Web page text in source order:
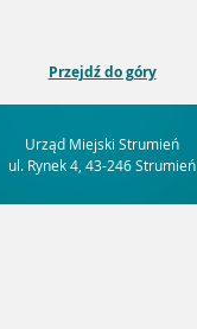
Przejdź do góry
Urząd Miejski Strumień
ul. Rynek 4, 43-246 Strumień